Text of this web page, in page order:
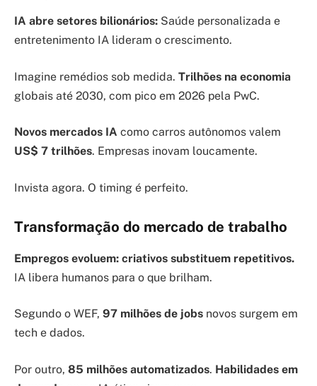
IA abre setores bilionários: Saúde personalizada e
entretenimento IA lideram o crescimento.
Imagine remédios sob medida. Trilhões na economia
globais até 2030, com pico em 2026 pela PwC.
Novos mercados IA como carros autônomos valem
US$ 7 trilhões. Empresas inovam loucamente.
Invista agora. O timing é perfeito.
Transformação do mercado de trabalho
Empregos evoluem: criativos substituem repetitivos.
IA libera humanos para o que brilham.
Segundo o WEF, 97 milhões de jobs novos surgem em
tech e dados.
Por outro, 85 milhões automatizados. Habilidades em